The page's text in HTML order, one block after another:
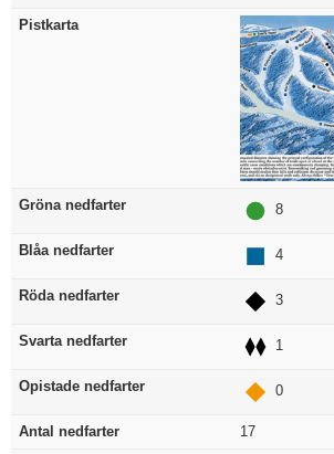
Pistkarta
Gröna nedfarter 8
Blåa nedfarter 4
Röda nedfarter 3
Svarta nedfarter 1
Opistade nedfarter 0
Antal nedfarter 17